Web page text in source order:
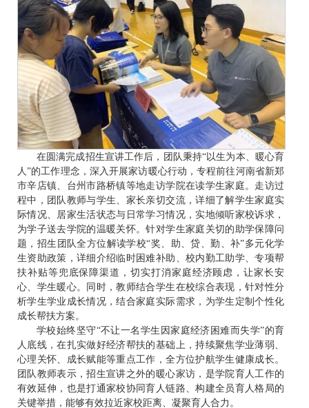
在圆满完成招生宣讲工作后，团队秉持“以生为本、暖心育
人”的工作理念，深入开展家访暖心行动，专程前往河南省新郑
市辛店镇、台州市路桥镇等地走访学院在读学生家庭。走访过
程中，团队教师与学生、家长亲切交流，详细了解学生家庭实
际情况、居家生活状态与日常学习情况，实地倾听家校诉求，
为学子送去学院的温暖关怀。针对学生家庭关切的助学保障问
题，招生团队全方位解读学校“奖、助、贷、勤、补”多元化学
生资助政策，详细介绍临时困难补助、校内勤工助学、专项帮
扶补贴等兜底保障渠道，切实打消家庭经济顾虑，让家长安
心、学生暖心。同时，教师结合学生在校综合表现，针对性分
析学生学业成长情况，结合家庭实际需求，为学生定制个性化
成长帮扶方案。
学校始终坚守“不让一名学生因家庭经济困难而失学”的育
人底线，在扎实做好经济帮扶的基础上，持续聚焦学业薄弱、
心理关怀、成长赋能等重点工作，全方位护航学生健康成长。
团队教师表示，招生宣讲之外的暖心家访，是学院育人工作的
有效延伸，也是打通家校协同育人链路、构建全员育人格局的
关键举措，能够有效拉近家校距离、凝聚育人合力。